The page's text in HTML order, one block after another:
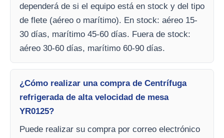
dependerá de si el equipo está en stock y del tipo
de flete (aéreo o marítimo). En stock: aéreo 15-
30 días, marítimo 45-60 días. Fuera de stock:
aéreo 30-60 días, marítimo 60-90 días.
¿Cómo realizar una compra de Centrífuga
refrigerada de alta velocidad de mesa
YR0125?
Puede realizar su compra por correo electrónico